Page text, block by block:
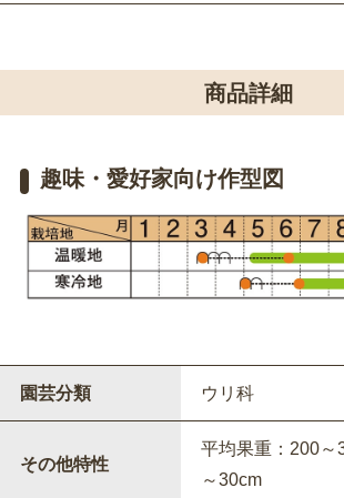
商品詳細
趣味・愛好家向け作型図
園芸分類 ウリ科
その他特性
平均果重：200
～30cm